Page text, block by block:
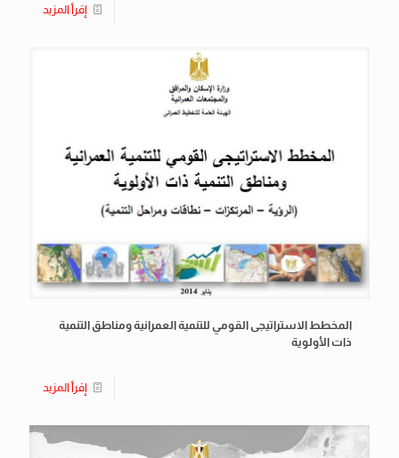
إقرأ المزيد
المخطط الاستراتيجى القومي للتنمية العمرانية ومناطق التنمية
ذات الأولوية
إقرأ المزيد